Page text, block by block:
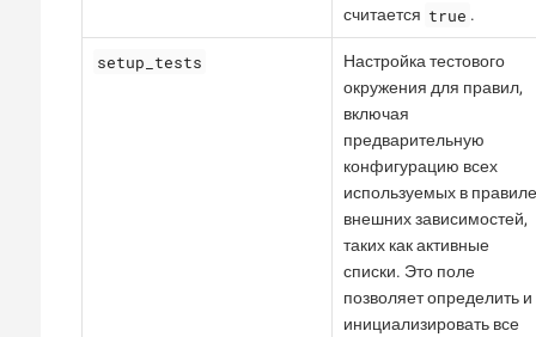
считается true .
setup_tests
Настройка тестового
окружения для правил,
включая
предварительную
конфигурацию всех
используемых в правиле
внешних зависимостей,
таких как активные
списки. Это поле
позволяет определить и
инициализировать все